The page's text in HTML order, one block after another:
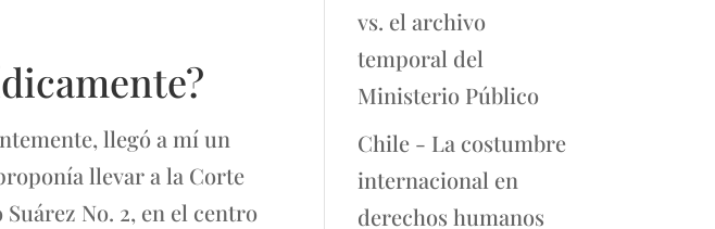
llegó a mí un
llevar a la Corte
No. 2, en el centro
vs. el archivo
temporal del
Ministerio Público
Chile - La costumbre
internacional en
derechos humanos